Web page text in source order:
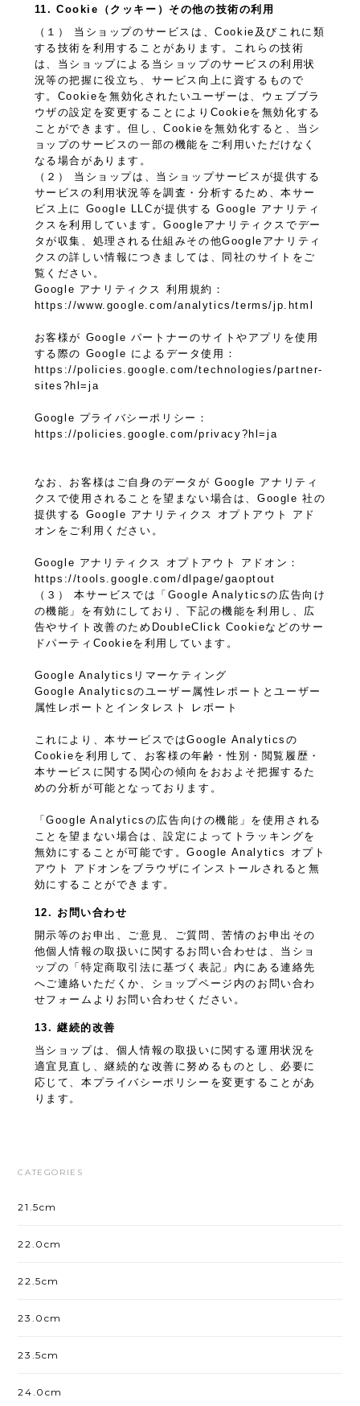
11. Cookie（クッキー）その他の技術の利用
（１） 当ショップのサービスは、Cookie及びこれに類
する技術を利用することがあります。これらの技術
は、当ショップによる当ショップのサービスの利用状
況等の把握に役立ち、サービス向上に資するもので
す。Cookieを無効化されたいユーザーは、ウェブブラ
ウザの設定を変更することによりCookieを無効化する
ことができます。但し、Cookieを無効化すると、当シ
ョップのサービスの一部の機能をご利用いただけなく
なる場合があります。
（２） 当ショップは、当ショップサービスが提供する
サービスの利用状況等を調査・分析するため、本サー
ビス上に Google LLCが提供する Google アナリティ
クスを利用しています。Googleアナリティクスでデー
タが収集、処理される仕組みその他Googleアナリティ
クスの詳しい情報につきましては、同社のサイトをご
覧ください。
Google アナリティクス 利用規約：
https://www.google.com/analytics/terms/jp.html
お客様が Google パートナーのサイトやアプリを使用
する際の Google によるデータ使用：
https://policies.google.com/technologies/partner-
sites?hl=ja
Google プライバシーポリシー：
https://policies.google.com/privacy?hl=ja
なお、お客様はご自身のデータが Google アナリティ
クスで使用されることを望まない場合は、Google 社の
提供する Google アナリティクス オプトアウト アド
オンをご利用ください。
Google アナリティクス オプトアウト アドオン：
https://tools.google.com/dlpage/gaoptout
（３） 本サービスでは「Google Analyticsの広告向け
の機能」を有効にしており、下記の機能を利用し、広
告やサイト改善のためDoubleClick Cookieなどのサー
ドパーティCookieを利用しています。
Google Analyticsリマーケティング
Google Analyticsのユーザー属性レポートとユーザー
属性レポートとインタレスト レポート
これにより、本サービスではGoogle Analyticsの
Cookieを利用して、お客様の年齢・性別・閲覧履歴・
本サービスに関する関心の傾向をおおよそ把握するた
めの分析が可能となっております。
「Google Analyticsの広告向けの機能」を使用される
ことを望まない場合は、設定によってトラッキングを
無効にすることが可能です。Google Analytics オプト
アウト アドオンをブラウザにインストールされると無
効にすることができます。
12. お問い合わせ
開示等のお申出、ご意見、ご質問、苦情のお申出その
他個人情報の取扱いに関するお問い合わせは、当ショ
ップの「特定商取引法に基づく表記」内にある連絡先
へご連絡いただくか、ショップページ内のお問い合わ
せフォームよりお問い合わせください。
13. 継続的改善
当ショップは、個人情報の取扱いに関する運用状況を
適宜見直し、継続的な改善に努めるものとし、必要に
応じて、本プライバシーポリシーを変更することがあ
ります。
CATEGORIES
21.5cm
22.0cm
22.5cm
23.0cm
23.5cm
24.0cm